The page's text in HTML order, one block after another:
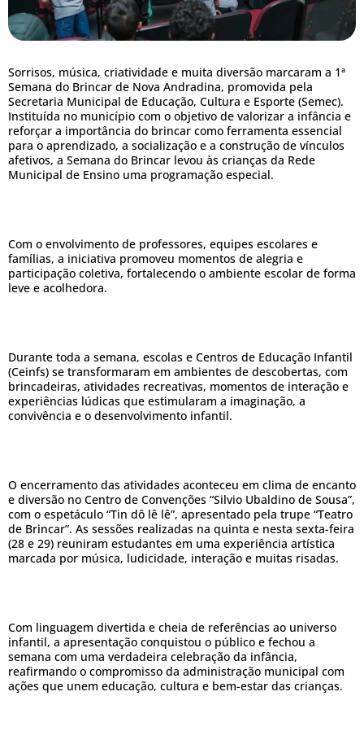
Sorrisos, música, criatividade e muita diversão marcaram a 1ª
Semana do Brincar de Nova Andradina, promovida pela
Secretaria Municipal de Educação, Cultura e Esporte (Semec).
Instituída no município com o objetivo de valorizar a infância e
reforçar a importância do brincar como ferramenta essencial
para o aprendizado, a socialização e a construção de vínculos
afetivos, a Semana do Brincar levou às crianças da Rede
Municipal de Ensino uma programação especial.
Com o envolvimento de professores, equipes escolares e
famílias, a iniciativa promoveu momentos de alegria e
participação coletiva, fortalecendo o ambiente escolar de forma
leve e acolhedora.
Durante toda a semana, escolas e Centros de Educação Infantil
(Ceinfs) se transformaram em ambientes de descobertas, com
brincadeiras, atividades recreativas, momentos de interação e
experiências lúdicas que estimularam a imaginação, a
convivência e o desenvolvimento infantil.
O encerramento das atividades aconteceu em clima de encanto
e diversão no Centro de Convenções “Silvio Ubaldino de Sousa”,
com o espetáculo “Tin dô lê lê”, apresentado pela trupe “Teatro
de Brincar”. As sessões realizadas na quinta e nesta sexta-feira
(28 e 29) reuniram estudantes em uma experiência artística
marcada por música, ludicidade, interação e muitas risadas.
Com linguagem divertida e cheia de referências ao universo
infantil, a apresentação conquistou o público e fechou a
semana com uma verdadeira celebração da infância,
reafirmando o compromisso da administração municipal com
ações que unem educação, cultura e bem-estar das crianças.